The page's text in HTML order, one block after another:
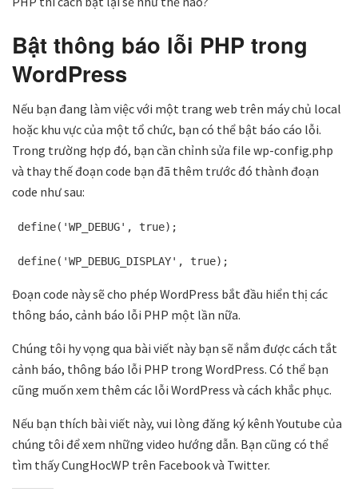
Bật thông báo lỗi PHP trong
WordPress
Nếu bạn đang làm việc với một trang web trên máy chủ local
hoặc khu vực của một tổ chức, bạn có thể bật báo cáo lỗi.
Trong trường hợp đó, bạn cần chỉnh sửa file wp-config.php
và thay thế đoạn code bạn đã thêm trước đó thành đoạn
code như sau:
define('WP_DEBUG', true);
define('WP_DEBUG_DISPLAY', true);
Đoạn code này sẽ cho phép WordPress bắt đầu hiển thị các
thông báo, cảnh báo lỗi PHP một lần nữa.
Chúng tôi hy vọng qua bài viết này bạn sẽ nắm được cách tắt
cảnh báo, thông báo lỗi PHP trong WordPress. Có thể bạn
cũng muốn xem thêm các lỗi WordPress và cách khắc phục.
Nếu bạn thích bài viết này, vui lòng đăng ký kênh Youtube của
chúng tôi để xem những video hướng dẫn. Bạn cũng có thể
tìm thấy CungHocWP trên Facebook và Twitter.